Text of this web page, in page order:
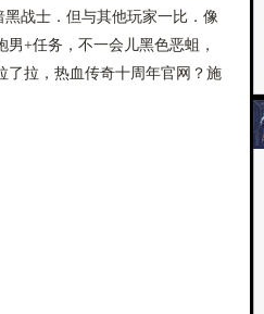
战士．但与其他玩家一比．像
+任务，不一会儿黑色恶蛆，
了拉，热血传奇十周年官网？施